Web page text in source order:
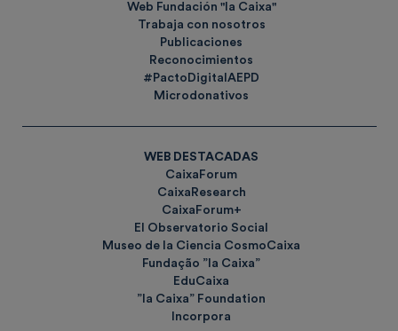
Web Fundación "la Caixa"
Trabaja con nosotros
Publicaciones
Reconocimientos
#PactoDigitalAEPD
Microdonativos
WEB DESTACADAS
CaixaForum
CaixaResearch
CaixaForum+
El Observatorio Social
Museo de la Ciencia CosmoCaixa
Fundação ”la Caixa”
EduCaixa
”la Caixa” Foundation
Incorpora